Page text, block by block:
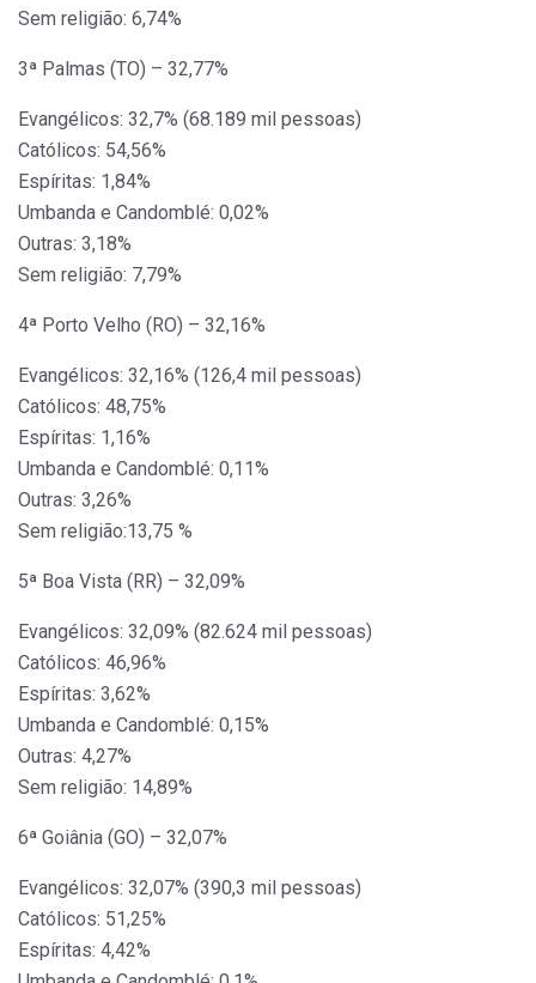
Sem religião: 6,74%
3ª Palmas (TO) – 32,77%
Evangélicos: 32,7% (68.189 mil pessoas)
Católicos: 54,56%
Espíritas: 1,84%
Umbanda e Candomblé: 0,02%
Outras: 3,18%
Sem religião: 7,79%
4ª Porto Velho (RO) – 32,16%
Evangélicos: 32,16% (126,4 mil pessoas)
Católicos: 48,75%
Espíritas: 1,16%
Umbanda e Candomblé: 0,11%
Outras: 3,26%
Sem religião:13,75 %
5ª Boa Vista (RR) – 32,09%
Evangélicos: 32,09% (82.624 mil pessoas)
Católicos: 46,96%
Espíritas: 3,62%
Umbanda e Candomblé: 0,15%
Outras: 4,27%
Sem religião: 14,89%
6ª Goiânia (GO) – 32,07%
Evangélicos: 32,07% (390,3 mil pessoas)
Católicos: 51,25%
Espíritas: 4,42%